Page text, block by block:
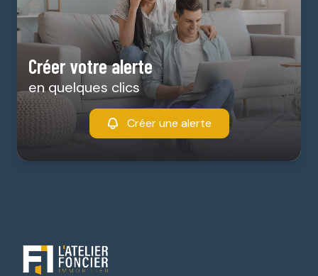
Créer votre alerte
en quelques clics
Créer une alerte